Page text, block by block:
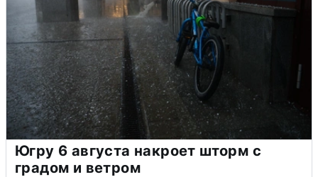
Югру 6 августа накроет шторм с
градом и ветром